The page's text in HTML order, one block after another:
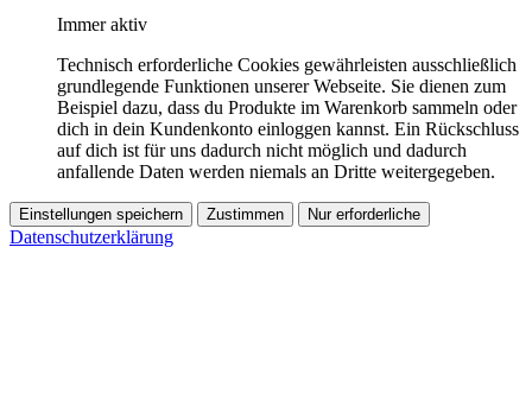
Immer aktiv
Technisch erforderliche Cookies gewährleisten ausschließlich
grundlegende Funktionen unserer Webseite. Sie dienen zum
Beispiel dazu, dass du Produkte im Warenkorb sammeln oder
dich in dein Kundenkonto einloggen kannst. Ein Rückschluss
auf dich ist für uns dadurch nicht möglich und dadurch
anfallende Daten werden niemals an Dritte weitergegeben.
Einstellungen speichern Zustimmen Nur erforderliche
Datenschutzerklärung